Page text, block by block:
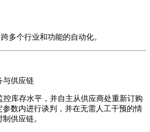
多个行业和功能的自动化。
与供应链
控库存水平，并自主从供应商处重新订购
参数内进行谈判，并在无需人工干预的情
供应链。